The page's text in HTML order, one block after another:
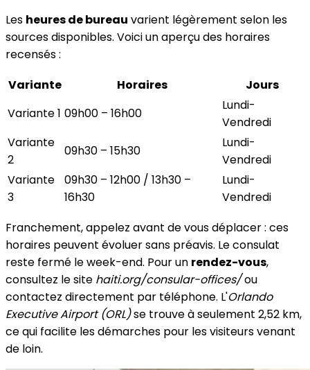
Les heures de bureau varient légèrement selon les
sources disponibles. Voici un aperçu des horaires
recensés :
Variante
Horaires
Jours
Variante 1 09h00 – 16h00
Lundi-
Vendredi
Variante
2
09h30 – 15h30
Lundi-
Vendredi
Variante
3
09h30 – 12h00 / 13h30 –
16h30
Lundi-
Vendredi
Franchement, appelez avant de vous déplacer : ces
horaires peuvent évoluer sans préavis. Le consulat
reste fermé le week-end. Pour un rendez-vous,
consultez le site haiti.org/consular-offices/ou
contactez directement par téléphone. L'Orlando
Executive Airport (ORL)se trouve à seulement 2,52 km,
ce qui facilite les démarches pour les visiteurs venant
de loin.